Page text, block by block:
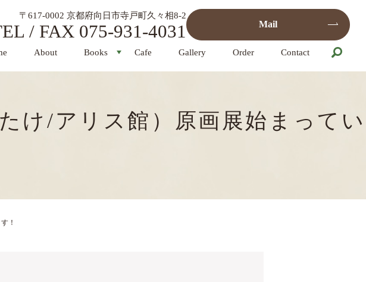
About Books Cafe Gallery Order Contact
〒617-0002 京都府向日市寺戸町久々相8-2
/ FAX 075-931-4031 Mail
け/アリス館）原画展始まってい
！